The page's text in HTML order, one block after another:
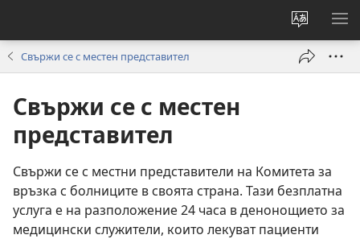
Смени
езика
на
Свържи се с местен представител
Свържи се с местен
представител
Свържи се с местни представители на Комитета за
връзка с болниците в своята страна. Тази безплатна
услуга е на разположение 24 часа в денонощието за
медицински служители, които лекуват пациенти